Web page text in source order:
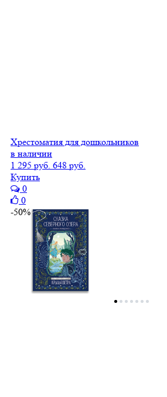
Хрестоматия для дошкольников
в наличии
1 295 руб. 648 руб.
Купить
0
0
-50%